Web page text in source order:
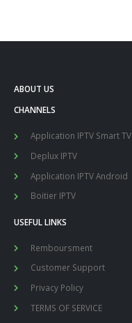
ABOUT US
CHANNELS
Application IPTV Smart TV
Deplux IPTV
Application IPTV Android
Boitier IPTV
USEFUL LINKS
Remboursment
Customer Support
Privacy Policy
TERMS OF SERVICE